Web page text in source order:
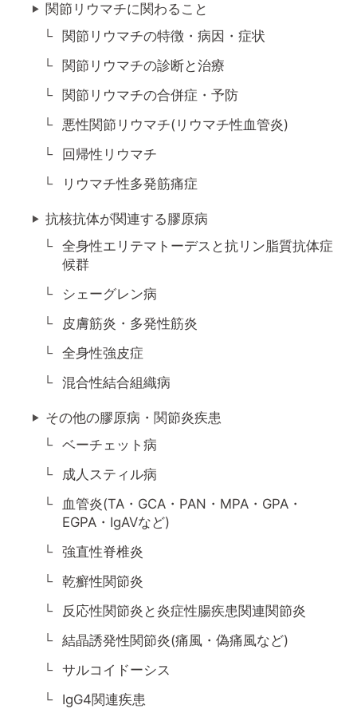
関節リウマチに関わること
関節リウマチの特徴・病因・症状
関節リウマチの診断と治療
関節リウマチの合併症・予防
悪性関節リウマチ(リウマチ性血管炎)
回帰性リウマチ
リウマチ性多発筋痛症
抗核抗体が関連する膠原病
全身性エリテマトーデスと抗リン脂質抗体症
候群
シェーグレン病
皮膚筋炎・多発性筋炎
全身性強皮症
混合性結合組織病
その他の膠原病・関節炎疾患
ベーチェット病
成人スティル病
血管炎(TA・GCA・PAN・MPA・GPA・
EGPA・IgAVなど)
強直性脊椎炎
乾癬性関節炎
反応性関節炎と炎症性腸疾患関連関節炎
結晶誘発性関節炎(痛風・偽痛風など)
サルコイドーシス
IgG4関連疾患